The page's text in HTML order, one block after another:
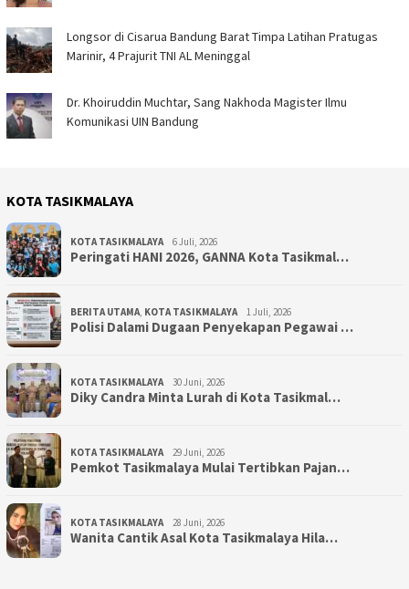
Longsor di Cisarua Bandung Barat Timpa Latihan Pra­tugas
Marinir, 4 Prajurit TNI AL Meninggal
Dr. Khoiruddin Muchtar, Sang Nakhoda Magister Ilmu
Komunikasi UIN Bandung
KOTA TASIKMALAYA
KOTA TASIKMALAYA 6 Juli, 2026
Peringati HANI 2026, GANNA Kota Tasikmal…
BERITA UTAMA, KOTA TASIKMALAYA 1 Juli, 2026
Polisi Dalami Dugaan Penyekapan Pegawai …
KOTA TASIKMALAYA 30 Juni, 2026
Diky Candra Minta Lurah di Kota Tasikmal…
KOTA TASIKMALAYA 29 Juni, 2026
Pemkot Tasikmalaya Mulai Tertibkan Pajan…
KOTA TASIKMALAYA 28 Juni, 2026
Wanita Cantik Asal Kota Tasikmalaya Hila…